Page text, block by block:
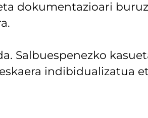
dokumentazioari
Salbuespenezko
indibidualizatua